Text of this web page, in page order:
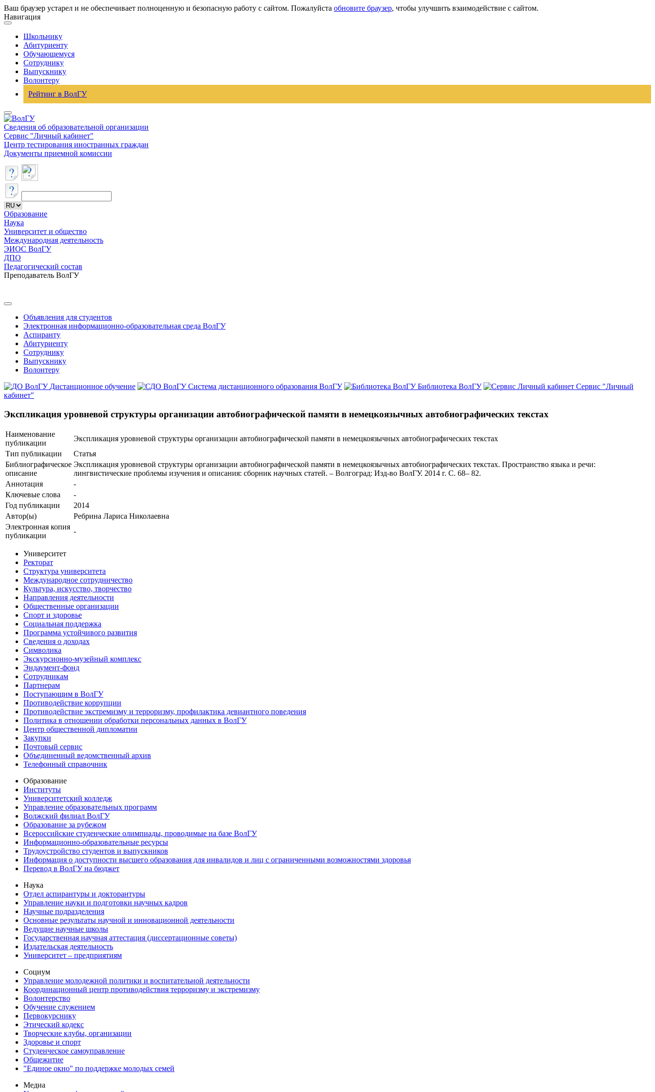
Ваш браузер устарел и не обеспечивает полноценную и безопасную работу с сайтом. Пожалуйста обновите браузер, чтобы улучшить взаимодействие с сайтом.
Навигация
Школьнику
Абитуриенту
Обучающемуся
Сотруднику
Выпускнику
Волонтеру
Рейтинг в ВолГУ
Сведения об образовательной организации
Сервис "Личный кабинет"
Центр тестирования иностранных граждан
Документы приемной комиссии
Образование
Наука
Университет и общество
Международная деятельность
ЭИОС ВолГУ
ДПО
Педагогический состав
Преподаватель ВолГУ
Объявления для студентов
Электронная информационно-образовательная среда ВолГУ
Аспиранту
Абитуриенту
Сотруднику
Выпускнику
Волонтеру
Дистанционное обучение
Система дистанционного образования ВолГУ Библиотека ВолГУ
Сервис "Личный
кабинет"
Экспликация уровневой структуры организации автобиографической памяти в немецкоязычных автобиографических текстах
Наименование
публикации
Экспликация уровневой структуры организации автобиографической памяти в немецкоязычных автобиографических текстах
Тип публикации
Статья
Библиографическое
описание
Экспликация уровневой структуры организации автобиографической памяти в немецкоязычных автобиографических текстах. Пространство языка и речи:
лингвистические проблемы изучения и описания: сборник научных статей. – Волгоград: Изд-во ВолГУ. 2014 г. С. 68– 82.
Аннотация
-
Ключевые cлова
-
Год публикации
2014
Автор(ы)
Ребрина Лариса Николаевна
Электронная копия
публикации
-
Университет
Ректорат
Структура университета
Международное сотрудничество
Культура, искусство, творчество
Направления деятельности
Общественные организации
Спорт и здоровье
Социальная поддержка
Программа устойчивого развития
Сведения о доходах
Символика
Экскурсионно-музейный комплекс
Эндаумент-фонд
Сотрудникам
Партнерам
Поступающим в ВолГУ
Противодействие коррупции
Противодействие экстремизму и терроризму, профилактика девиантного поведения
Политика в отношении обработки персональных данных в ВолГУ
Центр общественной дипломатии
Закупки
Почтовый сервис
Объединенный ведомственный архив
Телефонный справочник
Образование
Институты
Университетский колледж
Управление образовательных программ
Волжский филиал ВолГУ
Образование за рубежом
Всероссийские студенческие олимпиады, проводимые на базе ВолГУ
Информационно-образовательные ресурсы
Трудоустройство студентов и выпускников
Информация о доступности высшего образования для инвалидов и лиц с ограниченными возможностями здоровья
Перевод в ВолГУ на бюджет
Наука
Отдел аспирантуры и докторантуры
Управление науки и подготовки научных кадров
Научные подразделения
Основные результаты научной и инновационной деятельности
Ведущие научные школы
Государственная научная аттестация (диссертационные советы)
Издательская деятельность
Университет – предприятиям
Социум
Управление молодежной политики и воспитательной деятельности
Координационный центр противодействия терроризму и экстремизму
Волонтерство
Обучение служением
Первокурснику
Этический кодекс
Творческие клубы, организации
Здоровье и спорт
Студенческое самоуправление
Общежитие
"Единое окно" по поддержке молодых семей
Медиа